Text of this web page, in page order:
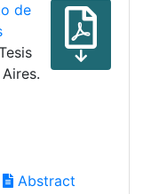
de
Abstract